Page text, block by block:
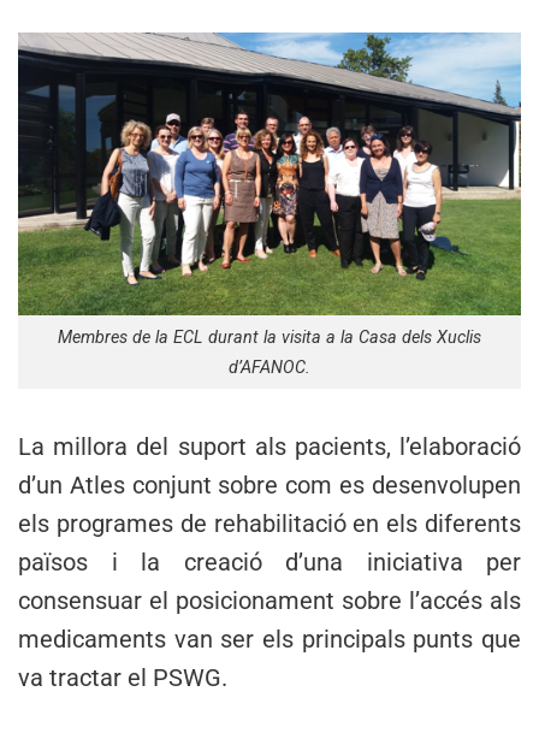
Membres de la ECL durant la visita a la Casa dels Xuclis
d’AFANOC.
La millora del suport als pacients, l’elaboració
d’un Atles conjunt sobre com es desenvolupen
els programes de rehabilitació en els diferents
països i la creació d’una iniciativa per
consensuar el posicionament sobre l’accés als
medicaments van ser els principals punts que
va tractar el PSWG.